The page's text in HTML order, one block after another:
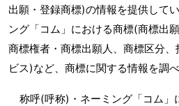
出願・登録商標)の情報を提供して
ング「コム」における商標(商標出
商標権者・商標出願人、商標区分
ビス)など、商標に関する情報を調
称呼(呼称)・ネーミング「コム」